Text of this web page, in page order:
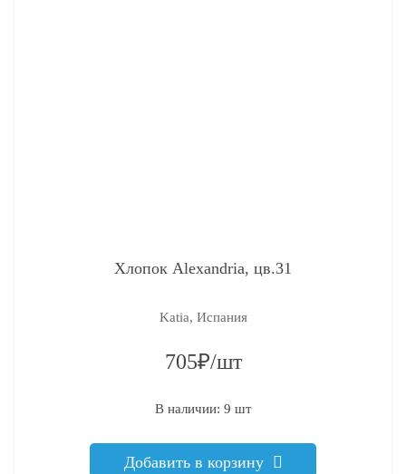
Хлопок Alexandria, цв.31
Katia, Испания
705₽/шт
В наличии: 9 шт
Добавить в корзину